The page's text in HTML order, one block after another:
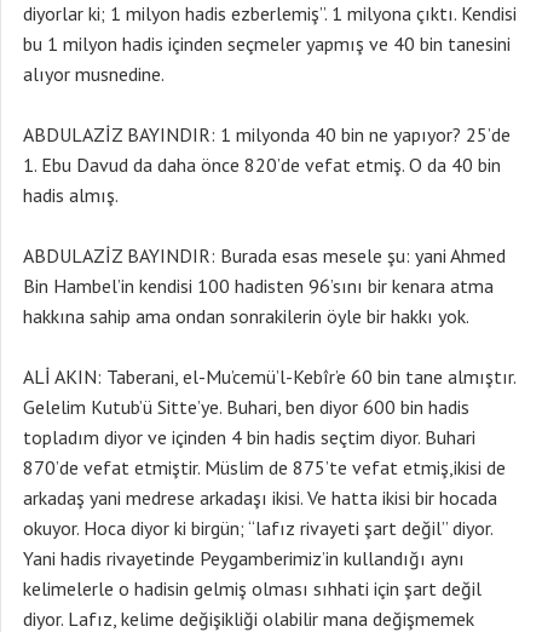
diyorlar ki; 1 milyon hadis ezberlemiş”. 1 milyona çıktı. Kendisi
bu 1 milyon hadis içinden seçmeler yapmış ve 40 bin tanesini
alıyor musnedine.
ABDULAZİZ BAYINDIR: 1 milyonda 40 bin ne yapıyor? 25’de
1. Ebu Davud da daha önce 820’de vefat etmiş. O da 40 bin
hadis almış.
ABDULAZİZ BAYINDIR: Burada esas mesele şu: yani Ahmed
Bin Hambel’in kendisi 100 hadisten 96’sını bir kenara atma
hakkına sahip ama ondan sonrakilerin öyle bir hakkı yok.
ALİ AKIN: Taberani, el-Mu’cemü’l-Kebîr’e 60 bin tane almıştır.
Gelelim Kutub’ü Sitte’ye. Buhari, ben diyor 600 bin hadis
topladım diyor ve içinden 4 bin hadis seçtim diyor. Buhari
870’de vefat etmiştir. Müslim de 875’te vefat etmiş,ikisi de
arkadaş yani medrese arkadaşı ikisi. Ve hatta ikisi bir hocada
okuyor. Hoca diyor ki birgün; “lafız rivayeti şart değil” diyor.
Yani hadis rivayetinde Peygamberimiz’in kullandığı aynı
kelimelerle o hadisin gelmiş olması sıhhati için şart değil
diyor. Lafız, kelime değişikliği olabilir mana değişmemek